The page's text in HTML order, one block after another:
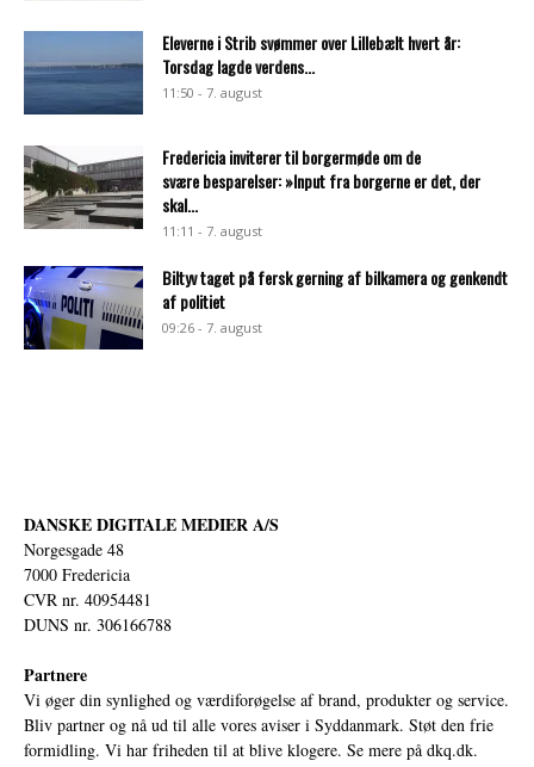
Eleverne i Strib svømmer over Lillebælt hvert år:
Torsdag lagde verdens...
11:50 - 7. august
Fredericia inviterer til borgermøde om de
svære besparelser: »Input fra borgerne er det, der
skal...
11:11 - 7. august
Biltyv taget på fersk gerning af bilkamera og genkendt
af politiet
09:26 - 7. august
DANSKE DIGITALE MEDIER A/S
Norgesgade 48
7000 Fredericia
CVR nr. 40954481
DUNS nr. 306166788
Partnere
Vi øger din synlighed og værdiforøgelse af brand, produkter og service.
Bliv partner og nå ud til alle vores aviser i Syddanmark. Støt den frie
formidling. Vi har friheden til at blive klogere. Se mere på dkq.dk.